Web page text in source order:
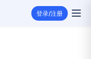
登录/注册